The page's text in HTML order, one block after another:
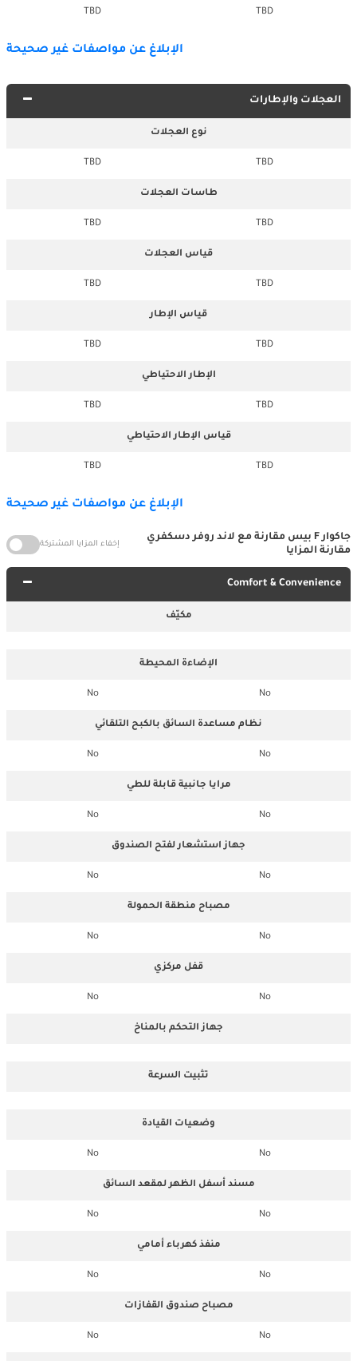
TBD
TBD
الإبلاغ عن مواصفات غير صحيحة
العجلات والإطارات
نوع العجلات
TBD
TBD
طاسات العجلات
TBD
TBD
قياس العجلات
TBD
TBD
قياس الإطار
TBD
TBD
الإطار الاحتياطي
TBD
TBD
قياس الإطار الاحتياطي
TBD
TBD
الإبلاغ عن مواصفات غير صحيحة
جاكوار F بيس مقارنة مع لاند روفر دسكفري
مقارنة المزايا
إخفاء المزايا المشتركة
Comfort & Convenience
مكيّف
الإضاءة المحيطة
No
No
نظام مساعدة السائق بالكبح التلقائي
No
No
مرايا جانبية قابلة للطي
No
No
جهاز استشعار لفتح الصندوق
No
No
مصباح منطقة الحمولة
No
No
قفل مركزي
No
No
جهاز التحكم بالمناخ
تثبيت السرعة
وضعيات القيادة
No
No
مسند أسفل الظهر لمقعد السائق
No
No
منفذ كهرباء أمامي
No
No
مصباح صندوق القفازات
No
No